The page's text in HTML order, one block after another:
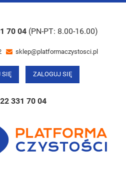
70 04 (PN-PT: 8.00-16.00)
sklep@platformaczystosci.pl
SIĘ ZALOGUJ SIĘ
22 331 70 04